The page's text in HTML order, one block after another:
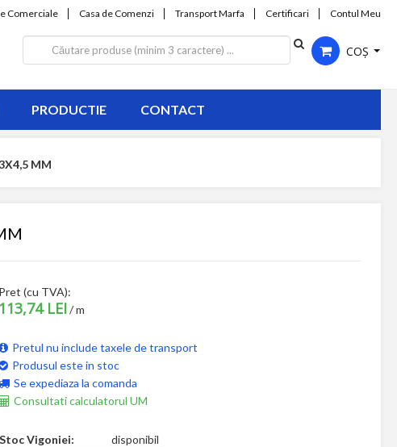
Comerciale Casa de Comenzi Transport Marfa Certificari Contul Meu
COȘ
PRODUCTIE CONTACT
MM
Pret (cu TVA):
113,74 LEI / m
Pretul nu include taxele de transport
Produsul este in stoc
Se expediaza la comanda
Consultati calculatorul UM
Stoc Vigoniei:
disponibil